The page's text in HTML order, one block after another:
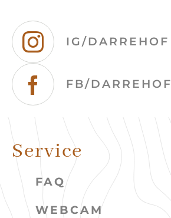
IG/DARREHOF
FB/DARREHOF
Service
FAQ
WEBCAM